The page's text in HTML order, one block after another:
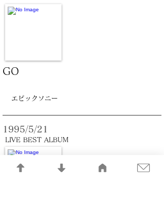
GO
エピックソニー
1995/5/21
LIVE BEST ALBUM